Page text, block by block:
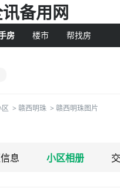
备用网
房 楼市 帮找房
> 赣西明珠 > 赣西明珠图片
息 小区相册